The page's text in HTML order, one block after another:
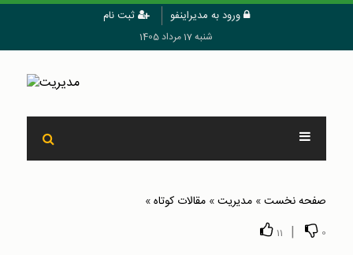
ورود به مدیراینفو ثبت نام
شنبه 17 مرداد 1405
صفحه نخست» مدیریت» مقالات کوتاه»
0
|
11